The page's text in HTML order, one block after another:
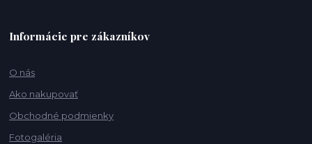
Informácie pre zákazníkov
O nás
Ako nakupovať
Obchodné podmienky
Fotogaléria